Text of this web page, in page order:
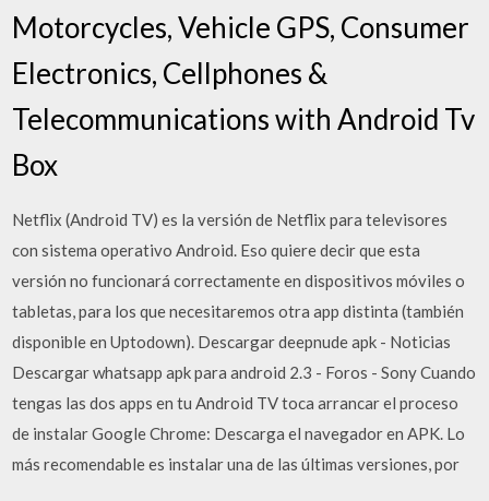
Motorcycles, Vehicle GPS, Consumer
Electronics, Cellphones &
Telecommunications with Android Tv
Box
Netflix (Android TV) es la versión de Netflix para televisores
con sistema operativo Android. Eso quiere decir que esta
versión no funcionará correctamente en dispositivos móviles o
tabletas, para los que necesitaremos otra app distinta (también
disponible en Uptodown). Descargar deepnude apk - Noticias
Descargar whatsapp apk para android 2.3 - Foros - Sony Cuando
tengas las dos apps en tu Android TV toca arrancar el proceso
de instalar Google Chrome: Descarga el navegador en APK. Lo
más recomendable es instalar una de las últimas versiones, por